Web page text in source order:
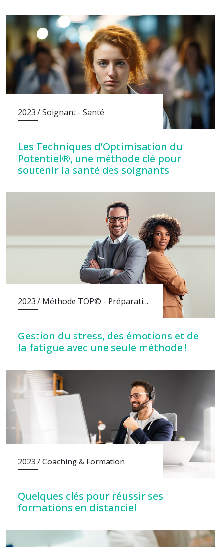
2023 / Soignant - Santé
Les Techniques d’Optimisation du
Potentiel®, une méthode clé pour
soutenir la santé des soignants
2023 / Méthode TOP© - Préparation Mentale
Gestion du stress, des émotions et de
la fatigue avec une seule méthode !
2023 / Coaching & Formation
Quelques clés pour réussir ses
formations en distanciel